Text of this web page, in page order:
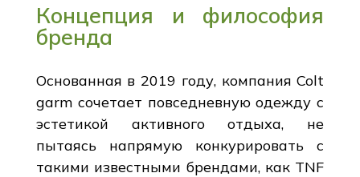
Концепция и философия
бренда
Основанная в 2019 году, компания Colt
garm сочетает повседневную одежду с
эстетикой активного отдыха, не
пытаясь напрямую конкурировать с
такими известными брендами, как TNF